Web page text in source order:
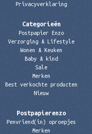
Privacyverklaring
Categorieën
Postpapier Enzo
Verzorging & Lifestyle
Wonen & Keuken
Baby & kind
Sale
Merken
Best verkochte producten
Nieuw
Postpapierenzo
Penvriend(in) oproepjes
Merken